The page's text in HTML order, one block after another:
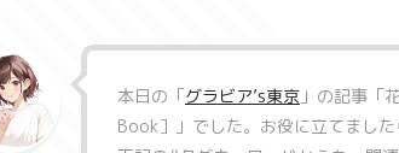
本日の「グラビア’s東京 」の記事「
Book］
」でした。お役に立てました